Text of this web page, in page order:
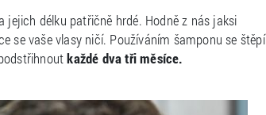
délku patřičně hrdé. Hodně z nás jaksi
se vaše vlasy ničí. Používáním šamponu se štěpí
každé dva tři měsíce.